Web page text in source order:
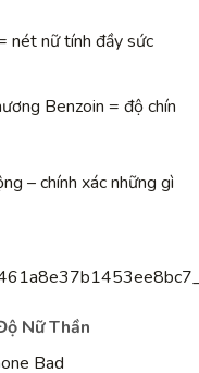
nét nữ tính đầy sức
Benzoin = độ chín
– chính xác những gì
Nữ Thần
Bad